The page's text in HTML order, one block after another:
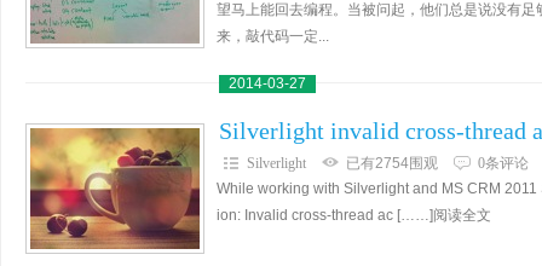
望马上能回去编程。当被问起，他们总是说没有
来，敲代码一定...
2014-03-27
Silverlight invalid cross-thread
Silverlight 已有2754围观
0条评论
While working with Silverlight and MS CRM
ion: Invalid cross-thread ac [……]阅读全文